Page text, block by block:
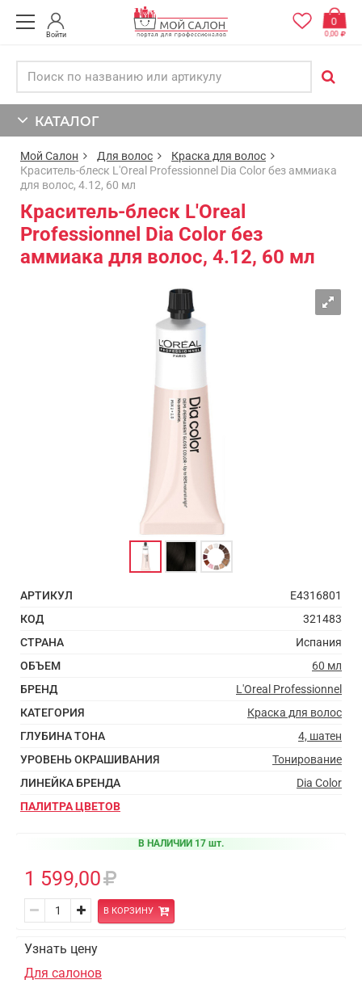
Войти
0
0,00
КАТАЛОГ
Мой Салон Для волос
Краска для волос
Краситель-блеск L'Oreal Professionnel Dia Color без аммиака
для волос, 4.12, 60 мл
Краситель-блеск L'Oreal
Professionnel Dia Color без
аммиака для волос, 4.12, 60 мл
АРТИКУЛ
E4316801
КОД
321483
СТРАНА
Испания
ОБЪЕМ
60 мл
БРЕНД
L'Oreal Professionnel
КАТЕГОРИЯ
Краска для волос
ГЛУБИНА ТОНА
4, шатен
УРОВЕНЬ ОКРАШИВАНИЯ
Тонирование
ЛИНЕЙКА БРЕНДА
Dia Color
ПАЛИТРА ЦВЕТОВ
В НАЛИЧИИ 17 шт.
1 599,00
В КОРЗИНУ
Узнать цену
Для салонов